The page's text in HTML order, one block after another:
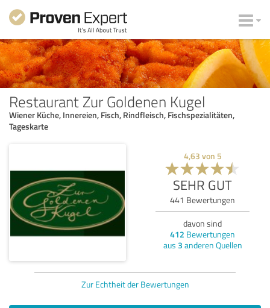
Restaurant Zur Goldenen Kugel
Wiener Küche, Innereien, Fisch, Rindfleisch, Fischspezialitäten,
Tageskarte
4,63 von 5
SEHR GUT
441 Bewertungen
davon sind
412 Bewertungen
aus 3 anderen Quellen
Zur Echtheit der Bewertungen